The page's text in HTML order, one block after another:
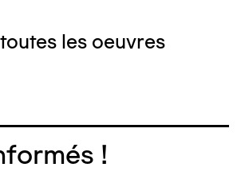
les oeuvres
!